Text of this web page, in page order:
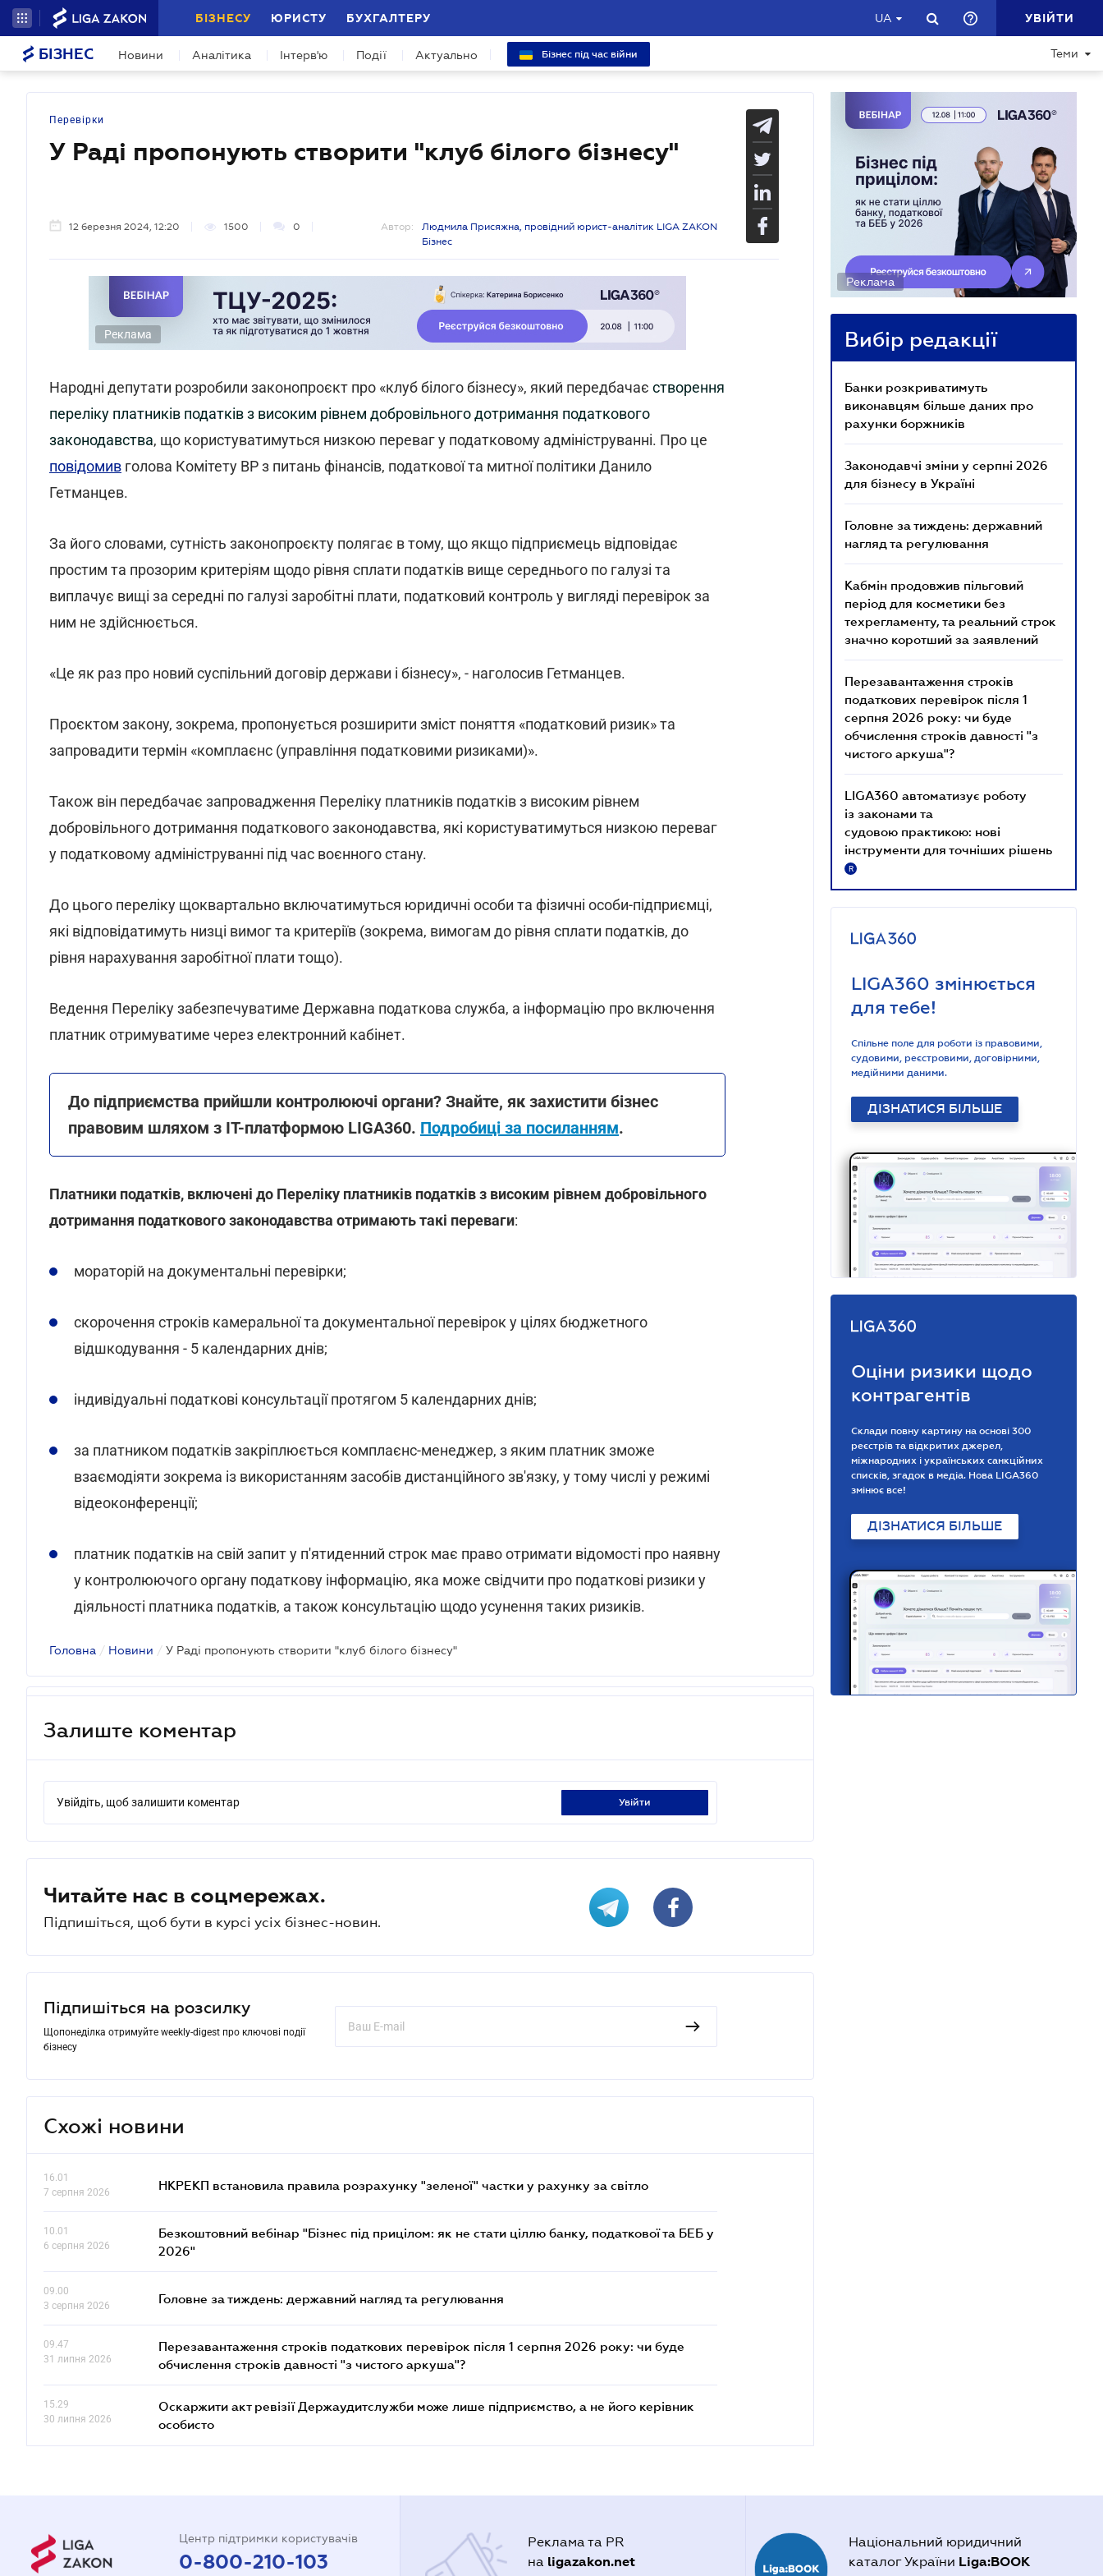
БІЗНЕСУ ЮРИСТУ БУХГАЛТЕРУ UA УВІЙТИ
БІЗНЕС Новини Аналітика Інтерв'ю Події Актуально Бізнес під час війни Теми
Перевірки
У Раді пропонують створити "клуб білого бізнесу"
12 березня 2024, 12:20 1500 0 Автор:
Людмила Присяжна, провідний юрист-аналітик LIGA ZAKON
Бізнес
Реклама
Народні депутати розробили законопроєкт про «клуб білого бізнесу», який передбачає створення
переліку платників податків з високим рівнем добровільного дотримання податкового
законодавства, що користуватимуться низкою переваг у податковому адмініструванні. Про це
повідомив голова Комітету ВР з питань фінансів, податкової та митної політики Данило
Гетманцев.
За його словами, сутність законопроєкту полягає в тому, що якщо підприємець відповідає
простим та прозорим критеріям щодо рівня сплати податків вище середнього по галузі та
виплачує вищі за середні по галузі заробітні плати, податковий контроль у вигляді перевірок за
ним не здійснюється.
«Це як раз про новий суспільний договір держави і бізнесу», - наголосив Гетманцев.
Проєктом закону, зокрема, пропонується розширити зміст поняття «податковий ризик» та
запровадити термін «комплаєнс (управління податковими ризиками)».
Також він передбачає запровадження Переліку платників податків з високим рівнем
добровільного дотримання податкового законодавства, які користуватимуться низкою переваг
у податковому адмініструванні під час воєнного стану.
До цього переліку щоквартально включатимуться юридичні особи та фізичні особи-підприємці,
які відповідатимуть низці вимог та критеріїв (зокрема, вимогам до рівня сплати податків, до
рівня нарахування заробітної плати тощо).
Ведення Переліку забезпечуватиме Державна податкова служба, а інформацію про включення
платник отримуватиме через електронний кабінет.
До підприємства прийшли контролюючі органи? Знайте, як захистити бізнес
правовим шляхом з ІТ-платформою LIGA360. Подробиці за посиланням.
Платники податків, включені до Переліку платників податків з високим рівнем добровільного
дотримання податкового законодавства отримають такі переваги:
мораторій на документальні перевірки;
скорочення строків камеральної та документальної перевірок у цілях бюджетного
відшкодування - 5 календарних днів;
індивідуальні податкові консультації протягом 5 календарних днів;
за платником податків закріплюється комплаєнс-менеджер, з яким платник зможе
взаємодіяти зокрема із використанням засобів дистанційного зв'язку, у тому числі у режимі
відеоконференції;
платник податків на свій запит у п'ятиденний строк має право отримати відомості про наявну
у контролюючого органу податкову інформацію, яка може свідчити про податкові ризики у
діяльності платника податків, а також консультацію щодо усунення таких ризиків.
Головна / Новини / У Раді пропонують створити "клуб білого бізнесу"
Залиште коментар
Увійдіть, щоб залишити коментар увійти
Читайте нас в соцмережах.
Підпишіться, щоб бути в курсі усіх бізнес-новин.
Підпишіться на розсилку
Щопонеділка отримуйте weekly-digest про ключові події
бізнесу
Схожі новини
16.01
7 серпня 2026
НКРЕКП встановила правила розрахунку "зеленої" частки у рахунку за світло
10.01
6 серпня 2026
Безкоштовний вебінар "Бізнес під прицілом: як не стати ціллю банку, податкової та БЕБ у
2026"
09.00
3 серпня 2026
Головне за тиждень: державний нагляд та регулювання
09.47
31 липня 2026
Перезавантаження строків податкових перевірок після 1 серпня 2026 року: чи буде
обчислення строків давності "з чистого аркуша"?
15.29
30 липня 2026
Оскаржити акт ревізії Держаудитслужби може лише підприємство, а не його керівник
особисто
Реклама
Вибір редакції
Банки розкриватимуть
виконавцям більше даних про
рахунки боржників
Законодавчі зміни у серпні 2026
для бізнесу в Україні
Головне за тиждень: державний
нагляд та регулювання
Кабмін продовжив пільговий
період для косметики без
техрегламенту, та реальний строк
значно коротший за заявлений
Перезавантаження строків
податкових перевірок після 1
серпня 2026 року: чи буде
обчислення строків давності "з
чистого аркуша"?
LIGA360 автоматизує роботу
із законами та
судовою практикою: нові
інструменти для точніших рішень
R
LIGA360 змінюється
для тебе!
Спільне поле для роботи із правовими,
судовими, реєстровими, договірними,
медійними даними.
ДІЗНАТИСЯ БІЛЬШЕ
Оціни ризики щодо
контрагентів
Склади повну картину на основі 300
реєстрів та відкритих джерел,
міжнародних і українських санкційних
списків, згадок в медіа. Нова LIGA360
змінює все!
ДІЗНАТИСЯ БІЛЬШЕ
Центр підтримки користувачів
0-800-210-103
Реклама та PR
на ligazakon.net
Національний юридичний
каталог України Liga:BOOK